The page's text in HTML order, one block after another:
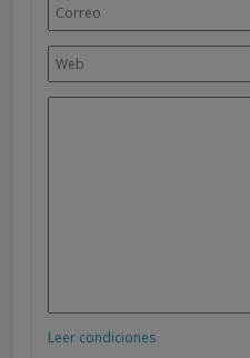
Leer condiciones